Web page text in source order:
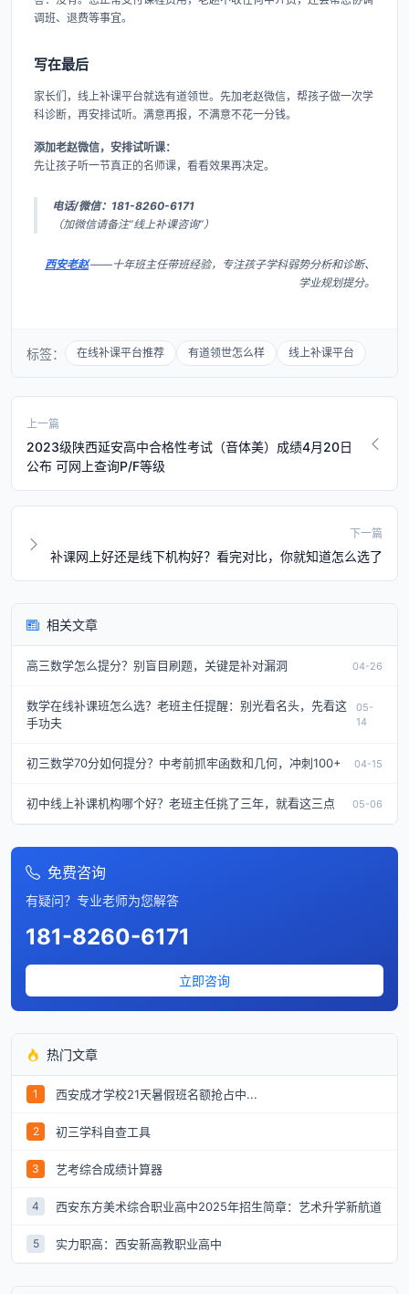
调班、退费等事宜。
写在最后
家长们，线上补课平台就选有道领世。先加老赵微信，帮孩子做一次学
科诊断，再安排试听。满意再报，不满意不花一分钱。
添加老赵微信，安排试听课：
先让孩子听一节真正的名师课，看看效果再决定。
电话/微信：181-8260-6171
（加微信请备注“线上补课咨询”）
西安老赵——十年班主任带班经验，专注孩子学科弱势分析和诊断、
学业规划提分。
标签： 在线补课平台推荐 有道领世怎么样 线上补课平台
上一篇
2023级陕西延安高中合格性考试（音体美）成绩4月20日
公布 可网上查询P/F等级
下一篇
补课网上好还是线下机构好？看完对比，你就知道怎么选了
相关文章
高三数学怎么提分？别盲目刷题，关键是补对漏洞 04-26
数学在线补课班怎么选？老班主任提醒：别光看名头，先看这
手功夫
05-
14
初三数学70分如何提分？中考前抓牢函数和几何，冲刺100+ 04-15
初中线上补课机构哪个好？老班主任挑了三年，就看这三点 05-06
免费咨询
有疑问？专业老师为您解答
181-8260-6171
立即咨询
热门文章
1 西安成才学校21天暑假班名额抢占中...
2 初三学科自查工具
3 艺考综合成绩计算器
4 西安东方美术综合职业高中2025年招生简章：艺术升学新航道
5 实力职高：西安新高教职业高中